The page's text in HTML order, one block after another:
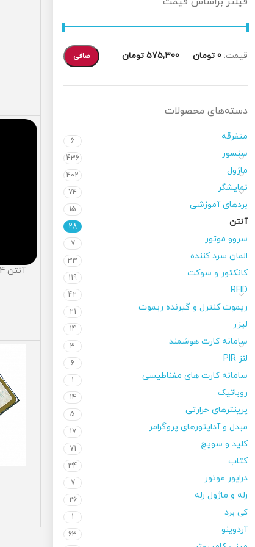
صافی قيمت: 0 تومان — 575,300 تومان
دسته‌های محصولات
متفرقه 6
سنسور 436
ماژول 402
نمایشگر 74
بردهای آموزشی 15
آنتن 28
سروو موتور 7
المان سرد کننده 33
کانکتور و سوکت 119
RFID
42
ریموت کنترل و گیرنده ریموت 21
لیزر 14
سامانه کارت هوشمند 3
لنز PIR 6
سامانه کارت های مغناطیسی 1
روباتیک 14
پرینترهای حرارتی 5
مبدل و آداپتورهای پروگرامر 17
کلید و سویچ 71
کتاب 34
درایور موتور 7
رله و ماژول رله 26
کی برد 1
آردوینو 63
آنتن 2.4 گبگا هرتز 5dB Reverse